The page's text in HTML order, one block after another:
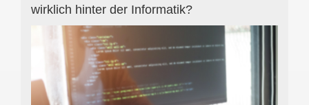
wirklich hinter der Informatik?